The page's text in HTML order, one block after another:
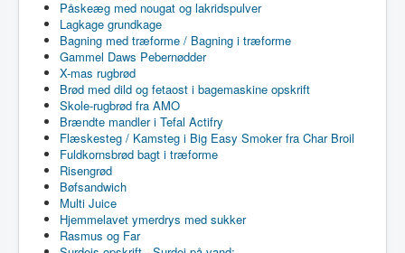
Påskeæg med nougat og lakridspulver
Lagkage grundkage
Bagning med træforme / Bagning i træforme
Gammel Daws Pebernødder
X-mas rugbrød
Brød med dild og fetaost i bagemaskine opskrift
Skole-rugbrød fra AMO
Brændte mandler i Tefal Actifry
Flæskesteg / Kamsteg i Big Easy Smoker fra Char Broil
Fuldkornsbrød bagt i træforme
Risengrød
Bøfsandwich
Multi Juice
Hjemmelavet ymerdrys med sukker
Rasmus og Far